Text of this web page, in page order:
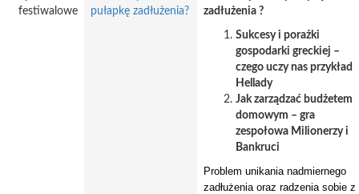
festiwalowe
pułapkę zadłużenia?
zadłużenia ?
Sukcesy i porażki
gospodarki greckiej –
czego uczy nas przykład
Hellady
Jak zarządzać budżetem
domowym – gra
zespołowa Milionerzy i
Bankruci
Problem unikania nadmiernego
zadłużenia oraz radzenia sobie z